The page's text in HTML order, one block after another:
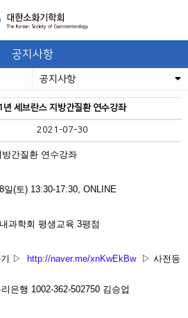
공지사항
공지사항
세브란스 지방간질환 연수강좌
2021-07-30
간질환 연수강좌
(토) 13:30-17:30, ONLINE
과학회 평생교육 3평점
기 ▷ http://naver.me/xnKwEkBw▷ 사전등
362-502750 김승업